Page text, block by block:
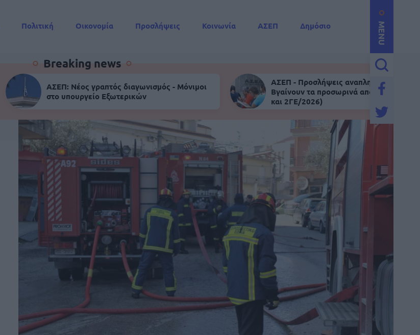
MENU
Πολιτική Οικονομία Προσλήψεις Κοινωνία ΑΣΕΠ
Δημόσιο
Breaking news
ΑΣΕΠ: Νέος γραπτός διαγωνισμός - Μόνιμοι
στο υπουργείο Εξωτερικών
ΑΣΕΠ - Προσλήψεις αναπληρωτών:
Βγαίνουν τα προσωρινά αποτελέσματα
και 2ΓΕ/2026)